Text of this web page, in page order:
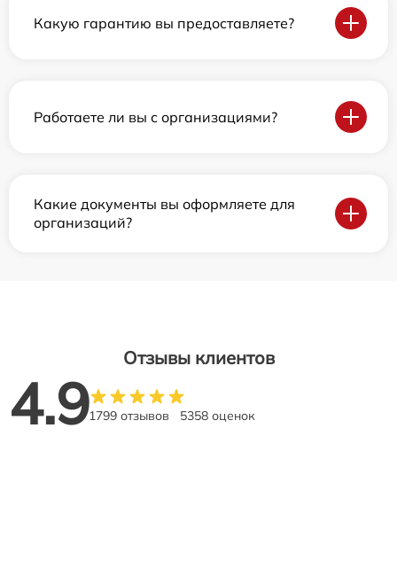
Какую гарантию вы предоставляете?
Работаете ли вы с организациями?
Какие документы вы оформляете для
организаций?
Отзывы клиентов
4.91799 отзывов 5358 оценок